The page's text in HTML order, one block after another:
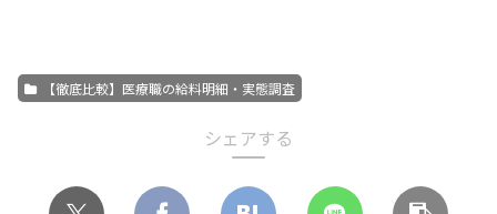
【徹底比較】医療職の給料明細・実態調査
シェアする